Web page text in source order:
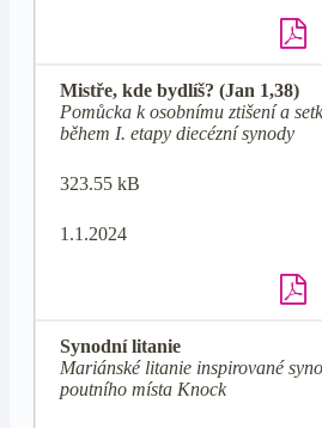
Mistře, kde bydlíš? (Jan 1,38)
Pomůcka k osobnímu ztišení a
během I. etapy diecézní synody
323.55 kB
1.1.2024
Synodní litanie
Mariánské litanie inspirované
poutního místa Knock